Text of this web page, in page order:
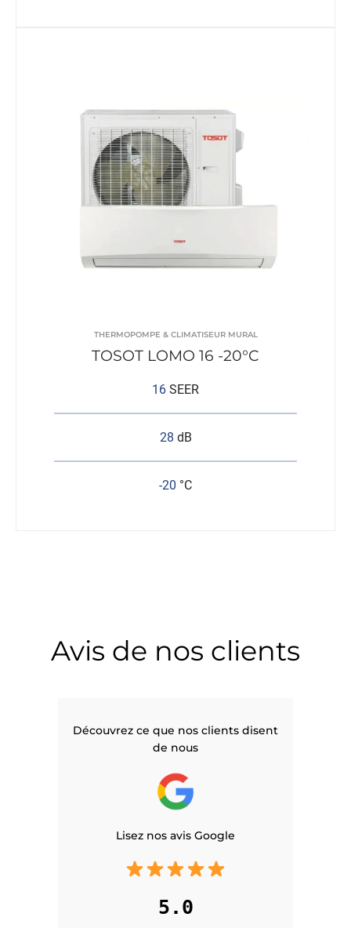
THERMOPOMPE & CLIMATISEUR MURAL
TOSOT LOMO 16 -20°C
16 SEER
28 dB
-20 °C
Avis de nos clients
Découvrez ce que nos clients disent
de nous
Lisez nos avis Google
5.0